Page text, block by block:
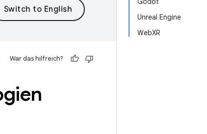
Unreal Engine
WebXR
War das hilfreich?